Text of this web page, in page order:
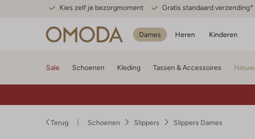
Kies zelf je bezorgmoment Gratis standaard verzending*
Dames Heren Kinderen
Sale Schoenen Kleding Tassen & Accessoires Nieuw
Terug Schoenen Slippers Slippers Dames